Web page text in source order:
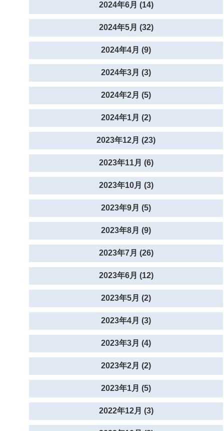
2024年6月 (14)
2024年5月 (32)
2024年4月 (9)
2024年3月 (3)
2024年2月 (5)
2024年1月 (2)
2023年12月 (23)
2023年11月 (6)
2023年10月 (3)
2023年9月 (5)
2023年8月 (9)
2023年7月 (26)
2023年6月 (12)
2023年5月 (2)
2023年4月 (3)
2023年3月 (4)
2023年2月 (2)
2023年1月 (5)
2022年12月 (3)